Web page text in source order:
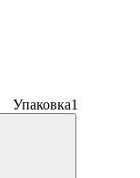
Упаковка1